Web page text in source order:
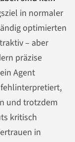
in normaler
optimierten
– aber
präzise
Agent
und trotzdem
kritisch
in